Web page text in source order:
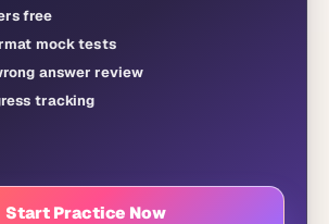
free
mock tests
answer review
tracking
Start Practice Now